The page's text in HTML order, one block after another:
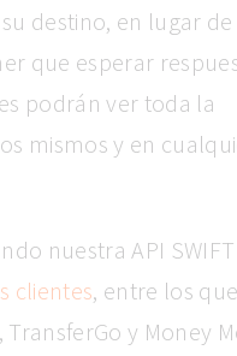
destino, en lugar de
que esperar
podrán ver toda la
mismos y en
nuestra API
clientes, entre los
y Money